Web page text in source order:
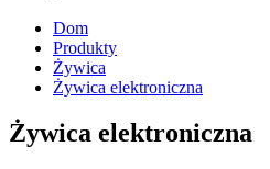
Dom
Produkty
Żywica
Żywica elektroniczna
Żywica elektroniczna